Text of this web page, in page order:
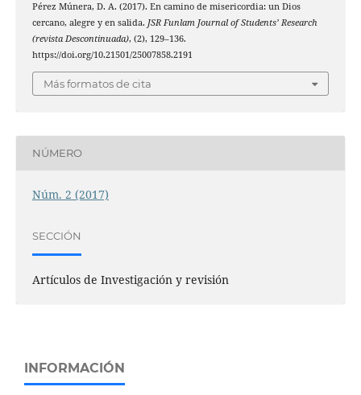
Pérez Múnera, D. A. (2017). En camino de misericordia: un Dios
cercano, alegre y en salida. JSR Funlam Journal of Students’ Research
(revista Descontinuada), (2), 129–136.
https://doi.org/10.21501/25007858.2191
Más formatos de cita
NÚMERO
Núm. 2 (2017)
SECCIÓN
Artículos de Investigación y revisión
INFORMACIÓN